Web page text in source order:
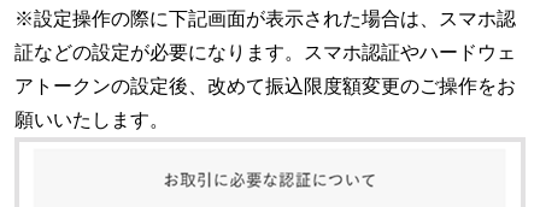
※設定操作の際に下記画面が表示された場合は、スマホ認
証などの設定が必要になります。スマホ認証やハードウェ
アトークンの設定後、改めて振込限度額変更のご操作をお
願いいたします。